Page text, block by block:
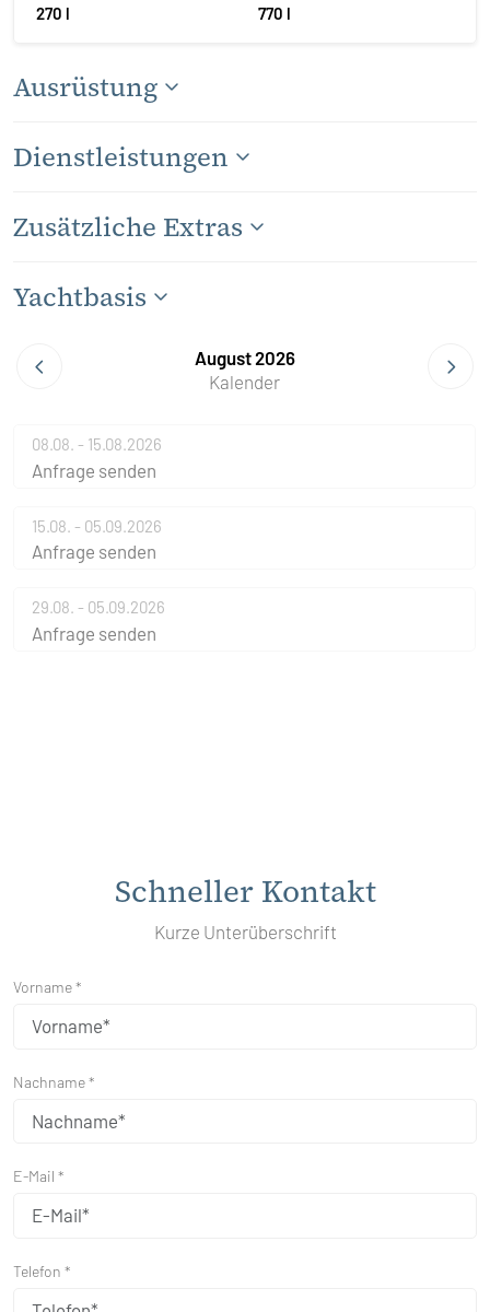
270 l
770 l
Ausrüstung
Dienstleistungen
Zusätzliche Extras
Yachtbasis
August 2026
Kalender
08.08. - 15.08.2026
Anfrage senden
15.08. - 05.09.2026
Anfrage senden
29.08. - 05.09.2026
Anfrage senden
Schneller Kontakt
Kurze Unterüberschrift
Vorname *
Nachname *
E-Mail *
Telefon *